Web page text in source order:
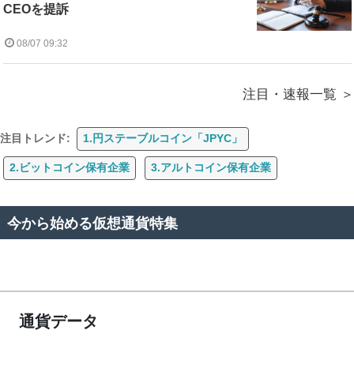
CEOを提訴
08/07 09:32
注目・速報一覧
注目トレンド: 1.円ステーブルコイン「JPYC」
2.ビットコイン保有企業 3.アルトコイン保有企業
今から始める仮想通貨特集
通貨データ